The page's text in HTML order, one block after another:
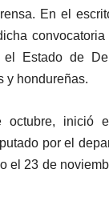
En el
el Estado de
y hondureñas.
octubre, inició
por el
el 23 de